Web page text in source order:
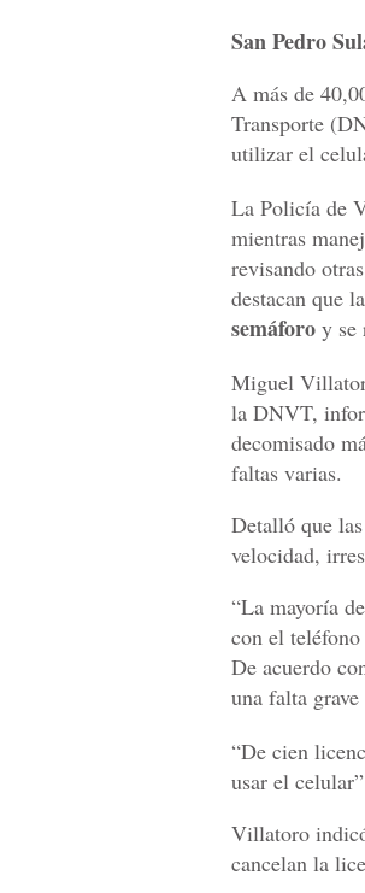
San Pedro
A más de
Transporte
utilizar el
La Policía de
mientras
revisando
destacan que
semáforo y se
Miguel
la DNVT,
decomisado
faltas varias.
Detalló que
velocidad,
“La mayoría
con el
De acuerdo
una falta
“De cien
usar el
Villatoro
cancelan la